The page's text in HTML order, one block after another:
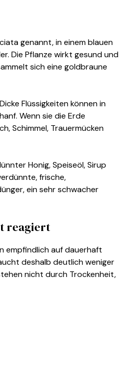
genannt, in einem blauen
Die Pflanze wirkt gesund und
sich eine goldbraune
Flüssigkeiten können in
Wenn sie die Erde
Schimmel, Trauermücken
Honig, Speiseöl, Sirup
frische,
ein sehr schwacher
reagiert
empfindlich auf dauerhaft
deshalb deutlich weniger
nicht durch Trockenheit,